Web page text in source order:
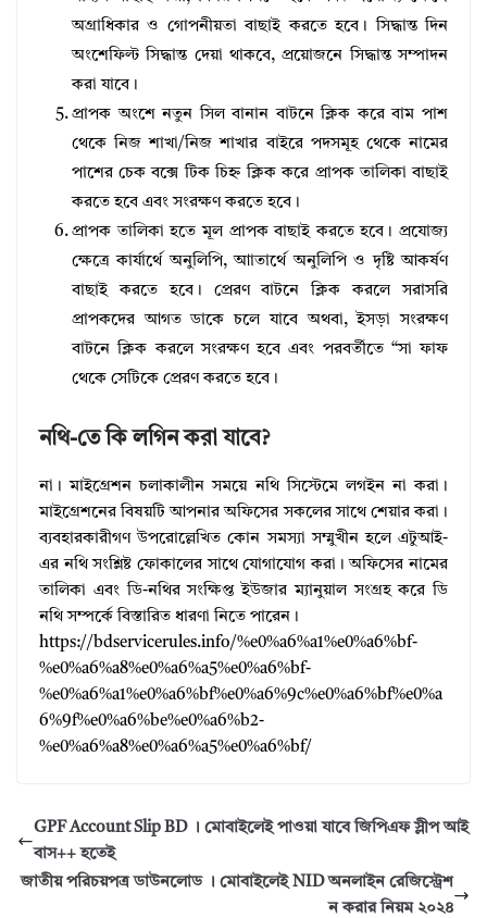
অগ্রাধিকার ও গোপনীয়তা বাছাই করতে হবে। সিদ্ধান্ত দিন
অংশেফিল্ট সিদ্ধান্ত দেয়া থাকবে, প্রয়োজনে সিদ্ধান্ত সম্পাদন
করা যাবে।
প্রাপক অংশে নতুন সিল বানান বাটনে ক্লিক করে বাম পাশ
থেকে নিজ শাখা/নিজ শাখার বাইরে পদসমূহ থেকে নামের
পাশের চেক বক্সে টিক চিহ্ন ক্লিক করে প্রাপক তালিকা বাছাই
করতে হবে এবং সংরক্ষণ করতে হবে।
প্রাপক তালিকা হতে মূল প্রাপক বাছাই করতে হবে। প্রযোজ্য
ক্ষেত্রে কার্যার্থে অনুলিপি, আাতার্থে অনুলিপি ও দৃষ্টি আকর্ষণ
বাছাই করতে হবে। প্রেরণ বাটনে ক্লিক করলে সরাসরি
প্রাপকদের আগত ডাকে চলে যাবে অথবা, ইসড়া সংরক্ষণ
বাটনে ক্লিক করলে সংরক্ষণ হবে এবং পরবর্তীতে “সা ফাফ
থেকে সেটিকে প্রেরণ করতে হবে।
নথি-তে কি লগিন করা যাবে?
না। মাইগ্রেশন চলাকালীন সময়ে নথি সিস্টেমে লগইন না করা।
মাইগ্রেশনের বিষয়টি আপনার অফিসের সকলের সাথে শেয়ার করা।
ব্যবহারকারীগণ উপরোল্লেখিত কোন সমস্যা সম্মুখীন হলে এটুআই-
এর নথি সংশ্লিষ্ট ফোকালের সাথে যোগাযোগ করা। অফিসের নামের
তালিকা এবং ডি-নথির সংক্ষিপ্ত ইউজার ম্যানুয়াল সংগ্রহ করে ডি
নথি সম্পর্কে বিস্তারিত ধারণা নিতে পারেন।
https://bdservicerules.info/%e0%a6%a1%e0%a6%bf-
%e0%a6%a8%e0%a6%a5%e0%a6%bf-
%e0%a6%a1%e0%a6%bf%e0%a6%9c%e0%a6%bf%e0%a
6%9f%e0%a6%be%e0%a6%b2-
%e0%a6%a8%e0%a6%a5%e0%a6%bf/
GPF Account Slip BD । মোবাইলেই পাওয়া যাবে জিপিএফ স্লীপ আই
বাস++ হতেই
জাতীয় পরিচয়পত্র ডাউনলোড । মোবাইলেই NID অনলাইন রেজিস্ট্রেশ
ন করার নিয়ম ২০২৪